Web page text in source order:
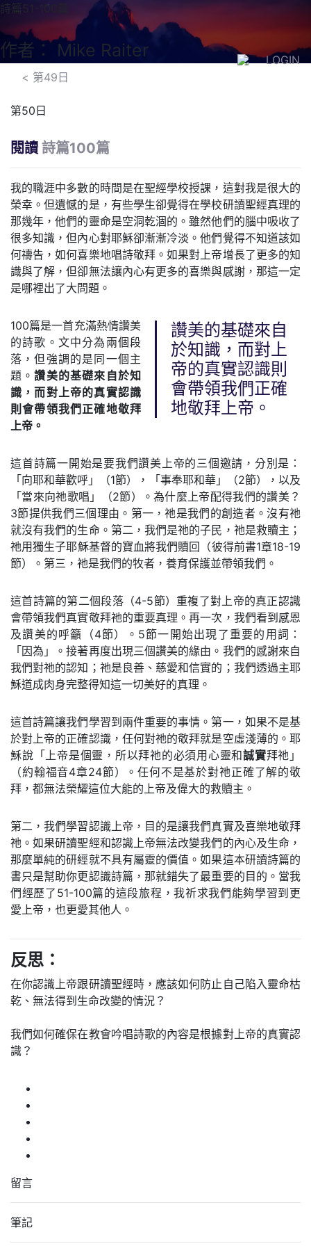
LOGIN
詩篇51-100篇
作者： Mike Raiter
< 第49日
第50日
閱讀 詩篇100篇
我的職涯中多數的時間是在聖經學校授課，這對我是很大的
榮幸。但遺憾的是，有些學生卻覺得在學校研讀聖經真理的
那幾年，他們的靈命是空洞乾涸的。雖然他們的腦中吸收了
很多知識，但內心對耶穌卻漸漸冷淡。他們覺得不知道該如
何禱告，如何喜樂地唱詩敬拜。如果對上帝增長了更多的知
識與了解，但卻無法讓內心有更多的喜樂與感謝，那這一定
是哪裡出了大問題。
讚美的基礎來自
於知識，而對上
帝的真實認識則
會帶領我們正確
地敬拜上帝。
100篇是一首充滿熱情讚美
的詩歌。文中分為兩個段
落，但強調的是同一個主
題。讚美的基礎來自於知
識，而對上帝的真實認識
則會帶領我們正確地敬拜
上帝。
這首詩篇一開始是要我們讚美上帝的三個邀請，分別是：
「向耶和華歡呼」（1節），「事奉耶和華」（2節），以及
「當來向祂歌唱」（2節）。為什麼上帝配得我們的讚美？
3節提供我們三個理由。第一，祂是我們的創造者。沒有祂
就沒有我們的生命。第二，我們是祂的子民，祂是救贖主；
祂用獨生子耶穌基督的寶血將我們贖回（彼得前書1章18-19
節）。第三，祂是我們的牧者，養育保護並帶領我們。
這首詩篇的第二個段落（4-5節）重複了對上帝的真正認識
會帶領我們真實敬拜祂的重要真理。再一次，我們看到感恩
及讚美的呼籲（4節）。5節一開始出現了重要的用詞：
「因為」。接著再度出現三個讚美的緣由。我們的感謝來自
我們對祂的認知；祂是良善、慈愛和信實的；我們透過主耶
穌道成肉身完整得知這一切美好的真理。
這首詩篇讓我們學習到兩件重要的事情。第一，如果不是基
於對上帝的正確認識，任何對祂的敬拜就是空虛淺薄的。耶
穌說「上帝是個靈，所以拜祂的必須用心靈和誠實拜祂」
（約翰福音4章24節）。任何不是基於對祂正確了解的敬
拜，都無法榮耀這位大能的上帝及偉大的救贖主。
第二，我們學習認識上帝，目的是讓我們真實及喜樂地敬拜
祂。如果研讀聖經和認識上帝無法改變我們的內心及生命，
那麼單純的研經就不具有屬靈的價值。如果這本研讀詩篇的
書只是幫助你更認識詩篇，那就錯失了最重要的目的。當我
們經歷了51-100篇的這段旅程，我祈求我們能夠學習到更
愛上帝，也更愛其他人。
反思：
在你認識上帝跟研讀聖經時，應該如何防止自己陷入靈命枯
乾、無法得到生命改變的情況？
我們如何確保在教會吟唱詩歌的內容是根據對上帝的真實認
識？
留言
筆記